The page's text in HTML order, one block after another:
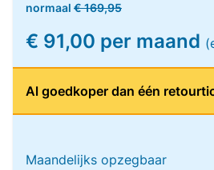
normaal € 169,95
€ 91,00 per maand
Al goedkoper dan één
Maandelijks opzegbaar